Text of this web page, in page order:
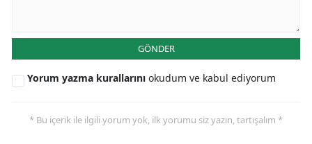
GÖNDER
Yorum yazma kurallarını okudum ve kabul ediyorum
* Bu içerik ile ilgili yorum yok, ilk yorumu siz yazın, tartışalım *